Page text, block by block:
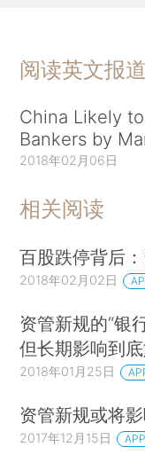
阅读英文报道
China Likely
Bankers by
2018年02月06日
相关阅读
百股跌停背后
2018年02月02日
资管新规的“银
但长期影响到
2018年01月25日
资管新规或将
2017年12月15日